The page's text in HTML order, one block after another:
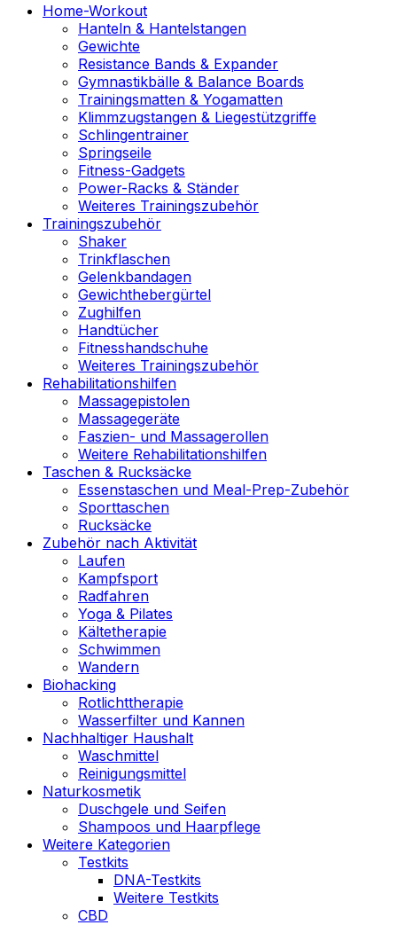
Home-Workout
Hanteln & Hantelstangen
Gewichte
Resistance Bands & Expander
Gymnastikbälle & Balance Boards
Trainingsmatten & Yogamatten
Klimmzugstangen & Liegestützgriffe
Schlingentrainer
Springseile
Fitness-Gadgets
Power-Racks & Ständer
Weiteres Trainingszubehör
Trainingszubehör
Shaker
Trinkflaschen
Gelenkbandagen
Gewichthebergürtel
Zughilfen
Handtücher
Fitnesshandschuhe
Weiteres Trainingszubehör
Rehabilitationshilfen
Massagepistolen
Massagegeräte
Faszien- und Massagerollen
Weitere Rehabilitationshilfen
Taschen & Rucksäcke
Essenstaschen und Meal-Prep-Zubehör
Sporttaschen
Rucksäcke
Zubehör nach Aktivität
Laufen
Kampfsport
Radfahren
Yoga & Pilates
Kältetherapie
Schwimmen
Wandern
Biohacking
Rotlichttherapie
Wasserfilter und Kannen
Nachhaltiger Haushalt
Waschmittel
Reinigungsmittel
Naturkosmetik
Duschgele und Seifen
Shampoos und Haarpflege
Weitere Kategorien
Testkits
DNA-Testkits
Weitere Testkits
CBD